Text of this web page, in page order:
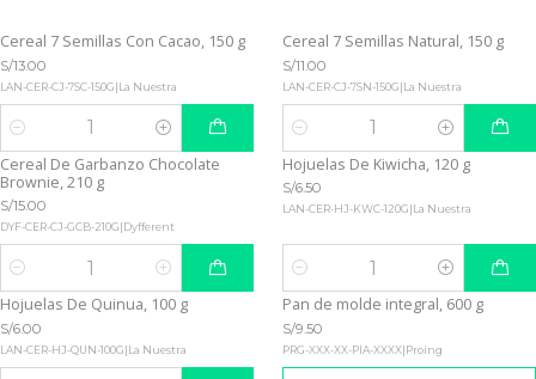
Cereal 7 Semillas Con Cacao, 150 g
S/13.00
LAN-CER-CJ-7SC-150G|La Nuestra
Quantity
Cereal 7 Semillas Natural, 150 g
S/11.00
LAN-CER-CJ-7SN-150G|La Nuestra
Quantity
Cereal De Garbanzo Chocolate
Brownie, 210 g
S/15.00
DYF-CER-CJ-GCB-210G|Dyfferent
Quantity
Hojuelas De Kiwicha, 120 g
S/6.50
LAN-CER-HJ-KWC-120G|La Nuestra
Quantity
Hojuelas De Quinua, 100 g
S/6.00
LAN-CER-HJ-QUN-100G|La Nuestra
Not available
Pan de molde integral, 600 g
S/9.50
PRG-XXX-XX-PIA-XXXX|Proing